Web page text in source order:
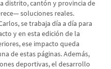
distrito, cantón y provincia de
soluciones reales.
se trabaja día a día para
y en esta edición de la
ese impacto queda
de estas páginas. Además,
deportivas, el desarrollo